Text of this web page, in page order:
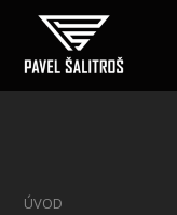
ÚVOD